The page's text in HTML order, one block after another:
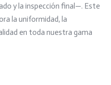
y la inspección final—. Este
la uniformidad, la
en toda nuestra gama